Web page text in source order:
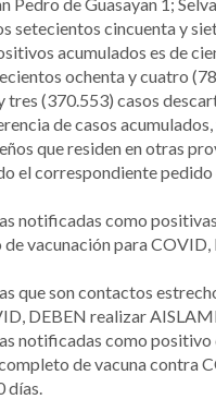
setecientos cincuenta y
acumulados es de
ochenta y cuatro
tres (370.553) casos
de casos
que residen en otras
el correspondiente
notificadas como
de vacunación para
que son contactos
DEBEN realizar
notificadas como
de vacuna
días.